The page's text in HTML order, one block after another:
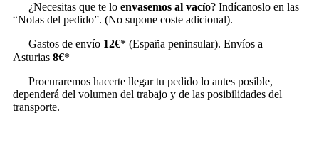
¿Necesitas que te loenvasemos al vacío? Indícanoslo en las
“Notas del pedido”. (No supone coste adicional).
Gastos de envío 12€* (España peninsular). Envíos a
Asturias 8€*
Procuraremos hacerte llegar tu pedido lo antes posible,
dependerá del volumen del trabajo y de las posibilidades del
transporte.